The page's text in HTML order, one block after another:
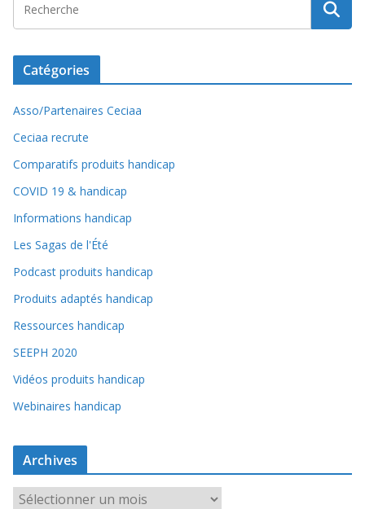
Catégories
Asso/Partenaires Ceciaa
Ceciaa recrute
Comparatifs produits handicap
COVID 19 & handicap
Informations handicap
Les Sagas de l'Été
Podcast produits handicap
Produits adaptés handicap
Ressources handicap
SEEPH 2020
Vidéos produits handicap
Webinaires handicap
Archives